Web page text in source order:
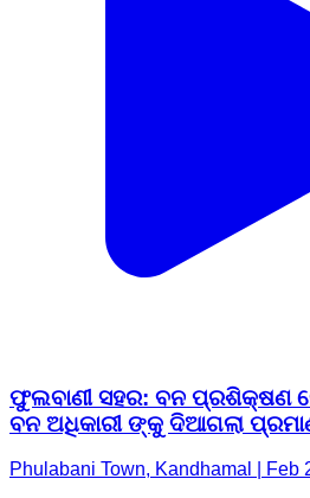
ଫୁଲବାଣୀ ସହର: ବନ ପ୍ରଶିକ୍ଷଣ
ବନ ଅଧିକାରୀ ଙ୍କୁ ଦିଆଗଲା
Phulabani Town, Kandhamal | Feb